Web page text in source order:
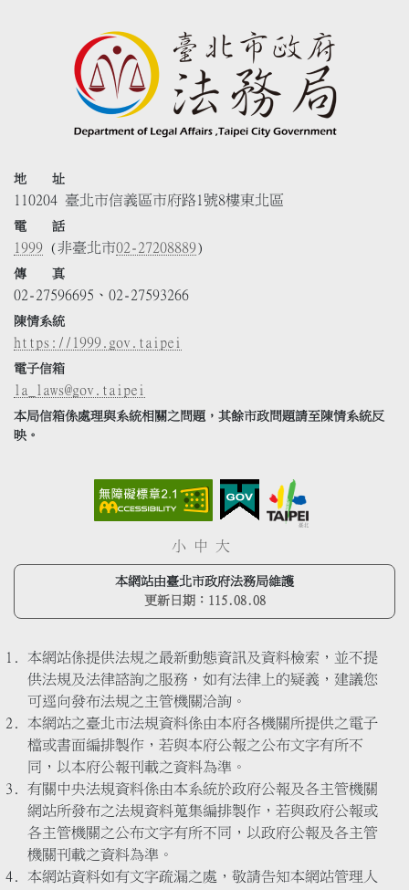
地 址
110204 臺北市信義區市府路1號8樓東北區
電 話
1999 (非臺北市02-27208889)
傳 真
02-27596695、02-27593266
陳情系統
https://1999.gov.taipei
電子信箱
la_laws@gov.taipei
本局信箱係處理與系統相關之問題，其餘市政問題請至陳情系統反
映。
小 中 大
本網站由臺北市政府法務局維護
更新日期： 115.08.08
本網站係提供法規之最新動態資訊及資料檢索，並不提
供法規及法律諮詢之服務，如有法律上的疑義，建議您
可逕向發布法規之主管機關洽詢。
本網站之臺北市法規資料係由本府各機關所提供之電子
檔或書面編排製作，若與本府公報之公布文字有所不
同，以本府公報刊載之資料為準。
有關中央法規資料係由本系統於政府公報及各主管機關
網站所發布之法規資料蒐集編排製作，若與政府公報或
各主管機關之公布文字有所不同，以政府公報及各主管
機關刊載之資料為準。
本網站資料如有文字疏漏之處，敬請告知本網站管理人